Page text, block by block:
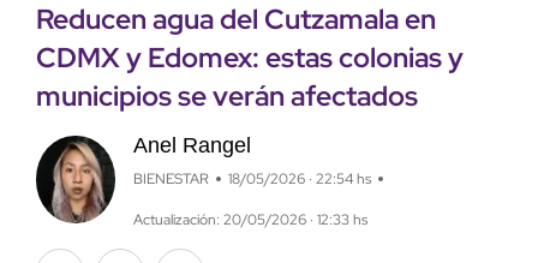
Reducen agua del Cutzamala en
CDMX y Edomex: estas colonias y
municipios se verán afectados
Anel Rangel
BIENESTAR 18/05/2026 · 22:54 hs
Actualización: 20/05/2026 · 12:33 hs